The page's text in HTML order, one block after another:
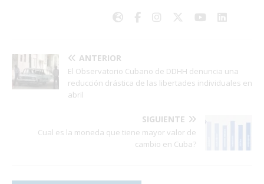
ANTERIOR
El Observatorio Cubano de DDHH denuncia una
reducción drástica de las libertades individuales en
abril
SIGUIENTE
Cual es la moneda que tiene mayor valor de
cambio en Cuba?